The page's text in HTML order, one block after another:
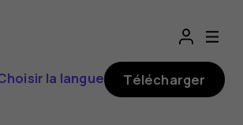
la langue Télécharger